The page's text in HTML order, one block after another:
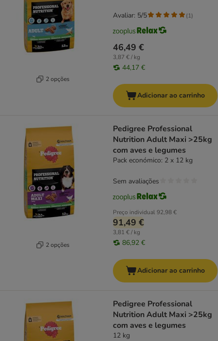
2 opções
46,49 €
3,87 € / kg
44,17 €
Avaliar: 5/5 (1)
Adicionar ao carrinho
2 opções
Pedigree Professional
Nutrition Adult Maxi >25kg
com aves e legumes
Pack económico: 2 x 12 kg
Preço individual92,98 €
91,49 €
3,81 € / kg
86,92 €
Sem avaliações
Adicionar ao carrinho
Pedigree Professional
Nutrition Adult Maxi >25kg
com aves e legumes
12 kg